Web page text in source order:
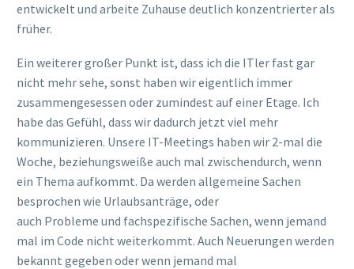
entwickelt und arbeite Zuhause deutlich konzentrierter als
früher.
Ein weiterer großer Punkt ist, dass ich die ITler fast gar
nicht mehr sehe, sonst haben wir eigentlich immer
zusammengesessen oder zumindest auf einer Etage. Ich
habe das Gefühl, dass wir dadurch jetzt viel mehr
kommunizieren. Unsere IT-Meetings haben wir 2-mal die
Woche, beziehungsweiße auch mal zwischendurch, wenn
ein Thema aufkommt. Da werden allgemeine Sachen
besprochen wie Urlaubsanträge, oder
auch Probleme und fachspezifische Sachen, wenn jemand
mal im Code nicht weiterkommt. Auch Neuerungen werden
bekannt gegeben oder wenn jemand mal